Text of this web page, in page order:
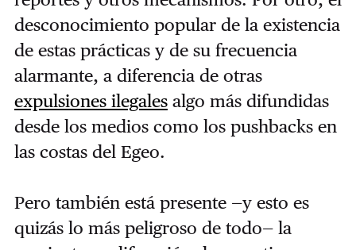
desconocimiento popular de la existencia
de estas prácticas y de su frecuencia
alarmante, a diferencia de otras
expulsiones ilegalesalgo más difundidas
desde los medios como los pushbacks en
las costas del Egeo.
Pero también está presente —y esto es
quizás lo más peligroso de todo— la